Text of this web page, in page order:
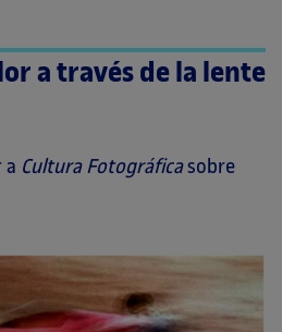
a través de la lente
a Cultura Fotográficasobre